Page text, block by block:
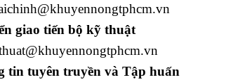
giao tiến bộ kỹ thuật
tin tuyên truyền và Tập huấn